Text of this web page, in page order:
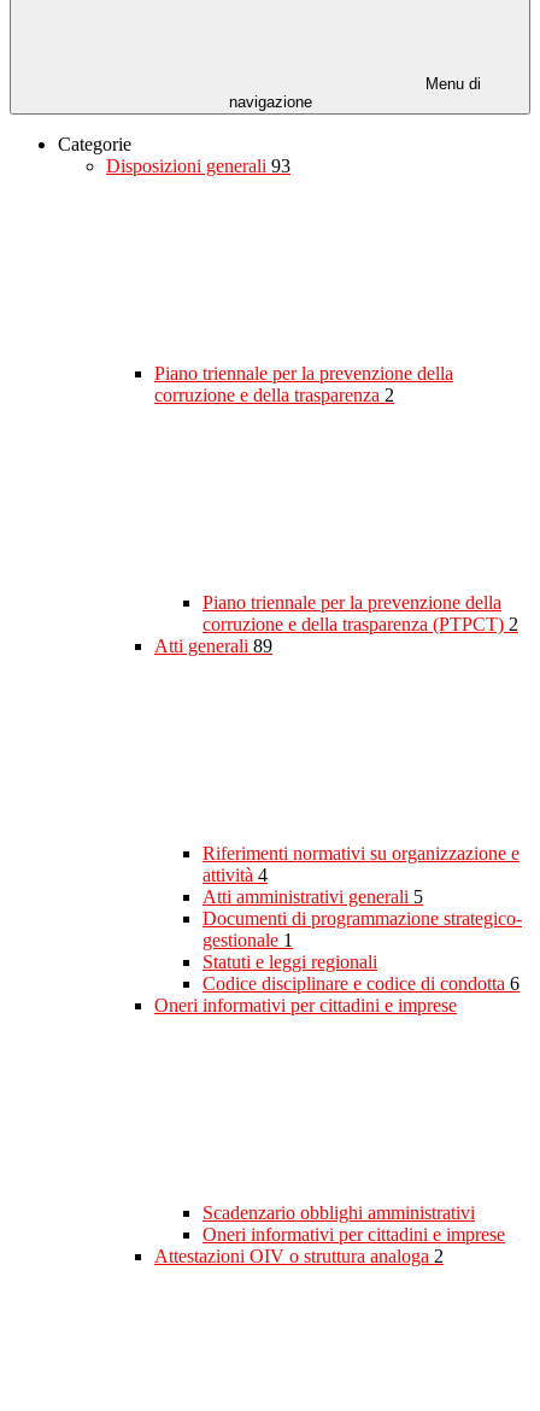
Menu di
navigazione
Categorie
Disposizioni generali 93
Piano triennale per la prevenzione della
corruzione e della trasparenza 2
Piano triennale per la prevenzione della
corruzione e della trasparenza (PTPCT) 2
Atti generali 89
Riferimenti normativi su organizzazione e
attività 4
Atti amministrativi generali 5
Documenti di programmazione strategico-
gestionale 1
Statuti e leggi regionali
Codice disciplinare e codice di condotta 6
Oneri informativi per cittadini e imprese
Scadenzario obblighi amministrativi
Oneri informativi per cittadini e imprese
Attestazioni OIV o struttura analoga 2